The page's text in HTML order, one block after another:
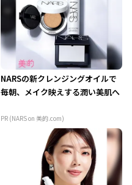
NARSの新クレンジングオイルで
毎朝、メイク映えする潤い美肌へ
PR (NARS on 美的.com)